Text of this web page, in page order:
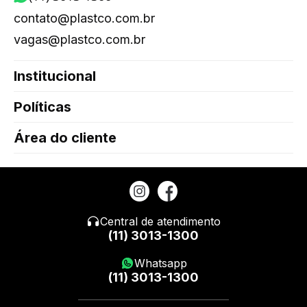
contato@plastco.com.br
vagas@plastco.com.br
Institucional
Políticas
Área do cliente
Central de atendimento
(11) 3013-1300
Whatsapp
(11) 3013-1300